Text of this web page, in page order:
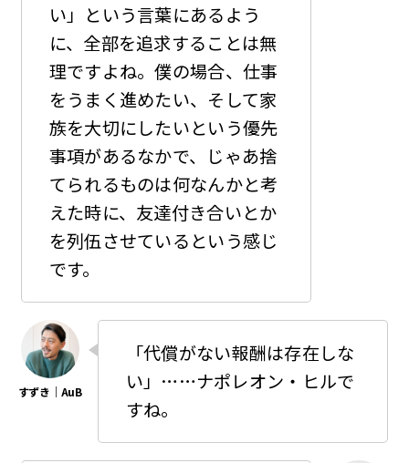
い」という言葉にあるよう
に、全部を追求することは無
理ですよね。僕の場合、仕事
をうまく進めたい、そして家
族を大切にしたいという優先
事項があるなかで、じゃあ捨
てられるものは何なんかと考
えた時に、友達付き合いとか
を列伍させているという感じ
です。
「代償がない報酬は存在しな
い」……ナポレオン・ヒルで
すね。